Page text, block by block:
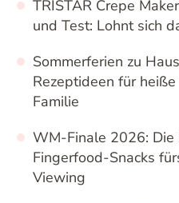
TRISTAR Crepe
und Test: Lohnt sich
Sommerferien zu
Rezeptideen für
Familie
WM-Finale 2026: Die
Fingerfood-Snacks
Viewing